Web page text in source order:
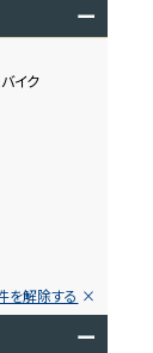
ー
イク
を解除する
ー